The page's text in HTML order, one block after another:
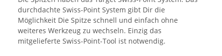
durchdachte Swiss-Point System gibt Dir die
Möglichkeit Die Spitze schnell und einfach ohne
weiteres Werkzeug zu wechseln. Einzig das
mitgelieferte Swiss-Point-Tool ist notwendig.